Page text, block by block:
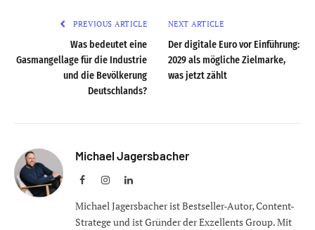
PREVIOUS ARTICLE
Was bedeutet eine
Gasmangellage für die Industrie
und die Bevölkerung
Deutschlands?
NEXT ARTICLE
Der digitale Euro vor Einführung:
2029 als mögliche Zielmarke,
was jetzt zählt
Michael Jagersbacher
FacebookInstagramLinkedIn
Michael Jagersbacher ist Bestseller-Autor, Content-
Stratege und ist Gründer der Exzellents Group. Mit